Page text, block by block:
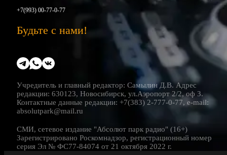
+7(993) 00-77-0-77
Будьте с нами!
Учредитель и главный редактор: Самылин Д.В. Адрес
редакции: 630123, Новосибирск, ул.Аэропорт 2/2, оф 3.
Контактные данные редакции: +7(383) 2-777-0-77, e-mail:
absolutpark@mail.ru
СМИ, сетевое издание "Абсолют парк радио" (16+)
Зарегистрировано Роскомнадзор, регистрационный номер
серия Эл № ФС77-84074 от 21 октября 2022 г.